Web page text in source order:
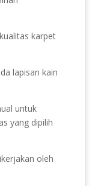
karpet
lapisan kain
untuk
yang dipilih
oleh